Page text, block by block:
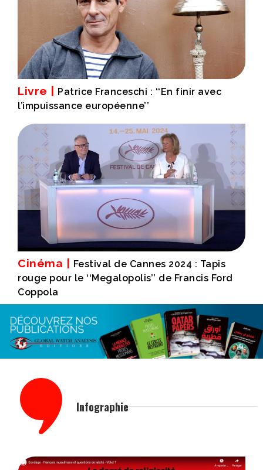
Livre |
Patrice Franceschi : ‘‘En finir avec
l’impuissance européenne’’
Cinéma |
Festival de Cannes 2024 : Tapis
rouge pour le ‘‘Megalopolis’’ de Francis Ford
Coppola
Infographie